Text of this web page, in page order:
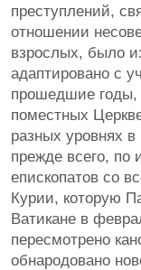
преступлений,
отношении
взрослых, было
адаптировано с
прошедшие годы,
поместных
разных уровнях в
прежде всего, по
епископатов со
Курии, которую
Ватикане в
пересмотрено
обнародовано